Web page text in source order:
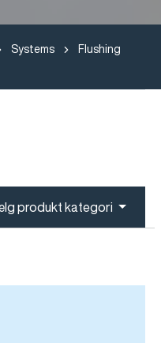
Systems
Flushing
produkt kategori